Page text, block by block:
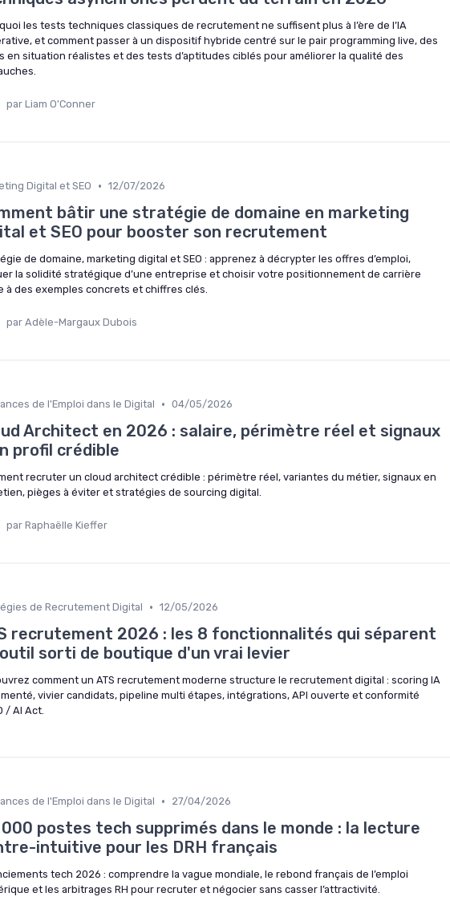
les tests techniques classiques de recrutement ne suffisent plus à l’ère de l’IA
et comment passer à un dispositif hybride centré sur le pair programming live, des
en situation réalistes et des tests d’aptitudes ciblés pour améliorer la qualité des
par Liam O'Conner
Digital et SEO • 12/07/2026
bâtir une stratégie de domaine en marketing
et SEO pour booster son recrutement
de domaine, marketing digital et SEO : apprenez à décrypter les offres d’emploi,
la solidité stratégique d’une entreprise et choisir votre positionnement de carrière
à des exemples concrets et chiffres clés.
par Adèle-Margaux Dubois
de l'Emploi dans le Digital • 04/05/2026
Architect en 2026 : salaire, périmètre réel et signaux
profil crédible
recruter un cloud architect crédible : périmètre réel, variantes du métier, signaux en
pièges à éviter et stratégies de sourcing digital.
par Raphaëlle Kieffer
de Recrutement Digital • 12/05/2026
recrutement 2026 : les 8 fonctionnalités qui séparent
sorti de boutique d'un vrai levier
comment un ATS recrutement moderne structure le recrutement digital : scoring IA
vivier candidats, pipeline multi étapes, intégrations, API ouverte et conformité
/ AI Act.
de l'Emploi dans le Digital • 27/04/2026
postes tech supprimés dans le monde : la lecture
intuitive pour les DRH français
tech 2026 : comprendre la vague mondiale, le rebond français de l’emploi
et les arbitrages RH pour recruter et négocier sans casser l’attractivité.